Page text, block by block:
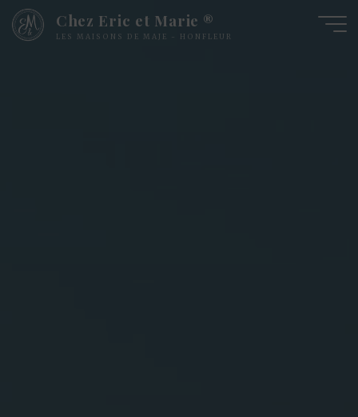
Chez Eric et Marie ®
LES MAISONS DE MAJE - HONFLEUR